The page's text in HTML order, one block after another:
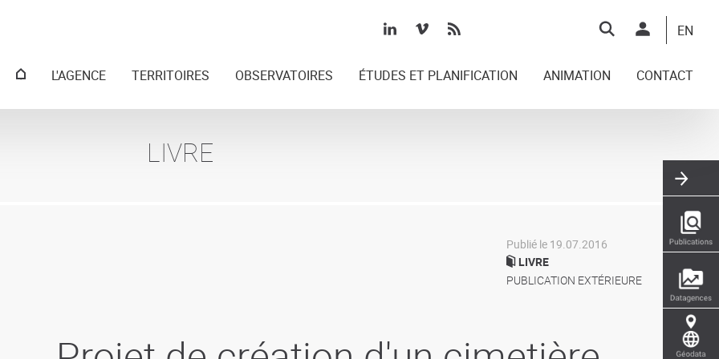
Top
EN
MenuL'AGENCE TERRITOIRES OBSERVATOIRES ÉTUDES ET PLANIFICATION ANIMATION CONTACT
LIVRE
Publié le 19.07.2016
LIVRE
PUBLICATION EXTÉRIEURE